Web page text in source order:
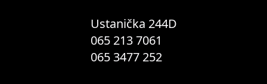
Ustanička 244D
065 213 7061
065 3477 252